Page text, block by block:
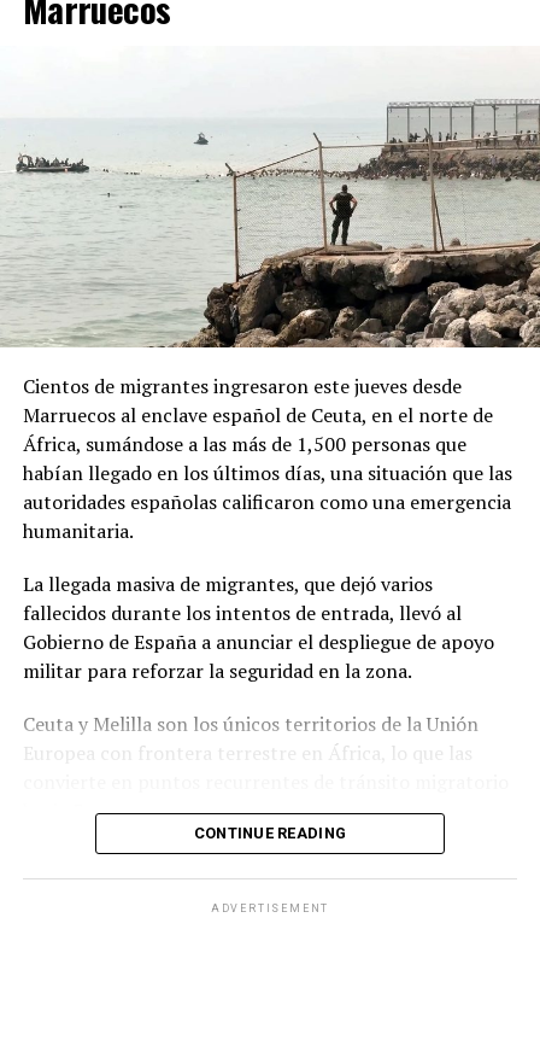
“campaña antiargentina”, señalamiento para el cual no
como al Partido Demócrata de Estados Unidos.
ADVERTISEMENT
responde a “recientes manifestaciones de hostilidad
contra la República Argentina y los argentinos”, y
afirmaron que “quien ataque a la República Argentina
no es bienvenido en nuestro país”.
La normativa deberá ahora pasar por la revisión del
su continuidad.
Cientos de migrantes ingresaron este jueves desde
Marruecos al enclave español de Ceuta, en el norte de
África, sumándose a las más de 1,500 personas que
habían llegado en los últimos días, una situación que las
autoridades españolas calificaron como una emergencia
humanitaria.
La llegada masiva de migrantes, que dejó varios
fallecidos durante los intentos de entrada, llevó al
Gobierno de España a anunciar el despliegue de apoyo
militar para reforzar la seguridad en la zona.
Ceuta y Melilla son los únicos territorios de la Unión
Europea con frontera terrestre en África, lo que las
hacia Europa.
CONTINUE READING
ADVERTISEMENT